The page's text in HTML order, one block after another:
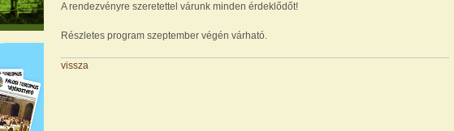
A rendezvényre szeretettel várunk minden érdeklődőt!
Részletes program szeptember végén várható.
vissza